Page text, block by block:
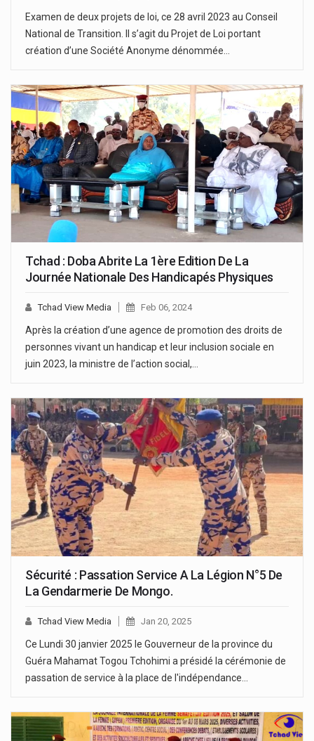
Examen de deux projets de loi, ce 28 avril 2023 au Conseil
National de Transition. Il s’agit du Projet de Loi portant
création d’une Société Anonyme dénommée…
Tchad : Doba Abrite La 1ère Edition De La
Journée Nationale Des Handicapés Physiques
Tchad View Media Feb 06, 2024
Après la création d’une agence de promotion des droits de
personnes vivant un handicap et leur inclusion sociale en
juin 2023, la ministre de l’action social,…
Sécurité : Passation Service A La Légion N°5 De
La Gendarmerie De Mongo.
Tchad View Media Jan 20, 2025
Ce Lundi 30 janvier 2025 le Gouverneur de la province du
Guéra Mahamat Togou Tchohimi a présidé la cérémonie de
passation de service à la place de l'indépendance…